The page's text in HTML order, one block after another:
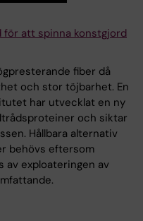
för att spinna konstgjord
fiber då
och stor töjbarhet. En
har utvecklat en ny
och siktar
Hållbara alternativ
behövs eftersom
av exploateringen av